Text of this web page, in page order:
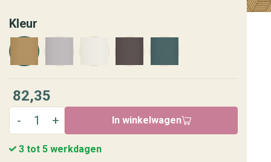
Kleur
82,35
In winkelwagen
3 tot 5 werkdagen